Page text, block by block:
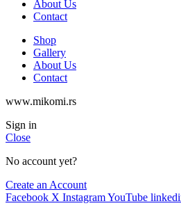
About Us
Contact
Shop
Gallery
About Us
Contact
www.mikomi.rs
Sign in
Close
No account yet?
Create an Account
Facebook X InstagramYouTube